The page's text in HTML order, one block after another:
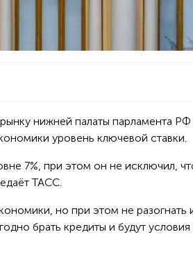
нижней палаты парламента РФ
уровень ключевой ставки.
7%, при этом он не исключил,
ТАСС.
но при этом не разогнать
брать кредиты и будут